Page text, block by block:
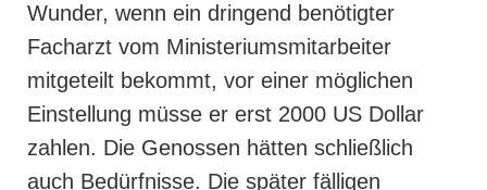
Wunder, wenn ein dringend benötigter
Facharzt vom Ministeriumsmitarbeiter
mitgeteilt bekommt, vor einer möglichen
Einstellung müsse er erst 2000 US Dollar
zahlen. Die Genossen hätten schließlich
auch Bedürfnisse. Die später fälligen